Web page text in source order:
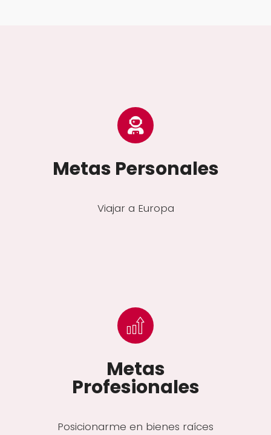
Metas Personales
Viajar a Europa
Metas
Profesionales
Posicionarme en bienes raíces